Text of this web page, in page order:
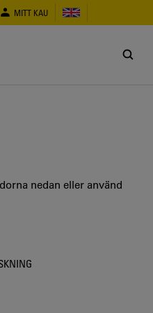
MITT KAU
nedan eller använd